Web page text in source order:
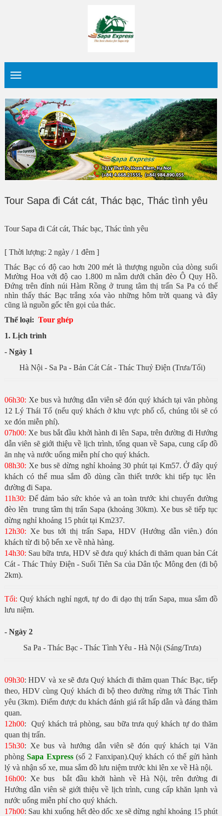
Tour Sapa đi Cát cát, Thác bạc, Thác tình yêu
Tour Sapa đi Cát cát, Thác bạc, Thác tình yêu
[ Thời lượng: 2 ngày / 1 đêm ]
Thác Bạc có độ cao hơn 200 mét là thượng nguồn của dòng suối
Mường Hoa với độ cao 1.800 m nằm dưới chân đèo Ô Quy Hồ.
Đứng trên đỉnh núi Hàm Rồng ở trung tâm thị trấn Sa Pa có thể
nhìn thấy thác Bạc trắng xóa vào những hôm trời quang và đây
cũng là nguồn gốc tên gọi của thác.
Thể loại: Tour ghép
1. Lịch trình
- Ngày 1
Hà Nội - Sa Pa - Bản Cát Cát - Thác Thuỷ Điện (Trưa/Tối)
06h30: Xe bus và hướng dẫn viên sẽ đón quý khách tại văn phòng
12 Lý Thái Tổ (nếu quý khách ở khu vực phố cổ, chúng tôi sẽ có
xe đón miễn phí).
07h00: Xe bus bắt đầu khởi hành đi lên Sapa, trên đường đi Hướng
dẫn viên sẽ giới thiệu về lịch trình, tổng quan về Sapa, cung cấp đồ
ăn nhẹ và nước uống miễn phí cho quý khách.
08h30: Xe bus sẽ dừng nghỉ khoảng 30 phút tại Km57. Ở đây quý
khách có thể mua sắm đồ dùng cần thiết trước khi tiếp tục lên
đường đi Sapa.
11h30: Để đảm bảo sức khỏe và an toàn trước khi chuyển đường
đèo lên trung tâm thị trấn Sapa (khoảng 30km). Xe bus sẽ tiếp tục
dừng nghỉ khoảng 15 phút tại Km237.
12h30: Xe bus tới thị trấn Sapa, HDV (Hướng dẫn viên.) đón
khách từ đi bộ bến xe về nhà hàng.
14h30: Sau bữa trưa, HDV sẽ đưa quý khách đi thăm quan bản Cát
Cát - Thác Thủy Điện - Suối Tiên Sa của Dân tộc Mông đen (đi bộ
2km).
Tối: Quý khách nghỉ ngơi, tự do đi dạo thị trấn Sapa, mua sắm đồ
lưu niệm.
- Ngày 2
Sa Pa - Thác Bạc - Thác Tình Yêu - Hà Nội (Sáng/Trưa)
09h30: HDV và xe sẽ đưa Quý khách đi thăm quan Thác Bạc, tiếp
theo, HDV cùng Quý khách đi bộ theo đường rừng tới Thác Tình
yêu (3km). Điểm được du khách đánh giá rất hấp dẫn và đáng thăm
quan.
12h00: Quý khách trả phòng, sau bữa trưa quý khách tự do thăm
quan thị trấn.
15h30: Xe bus và hướng dẫn viên sẽ đón quý khách tại Văn
phòngSapa Express(số 2 Fanxipan).Quý khách có thể gửi hành
lý và nhận số xe, mua sắm đồ lưu niệm trước khi lên xe về Hà nội.
16h00: Xe bus bắt đầu khởi hành về Hà Nội, trên đường đi
Hướng dẫn viên sẽ giới thiệu về lịch trình, cung cấp khăn lạnh và
nước uống miễn phí cho quý khách.
17h00: Sau khi xuống hết đèo dốc xe sẽ dừng nghỉ khoảng 15 phút